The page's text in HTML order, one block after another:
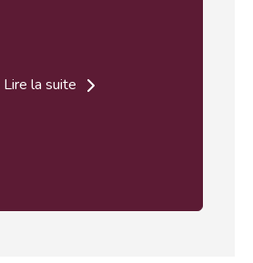
Lire la suite